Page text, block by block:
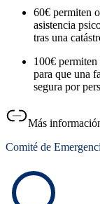
60€ permiten
asistencia
tras una
100€
para que una
segura por
Más
Comité de